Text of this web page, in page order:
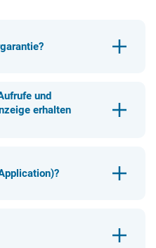
und
erhalten